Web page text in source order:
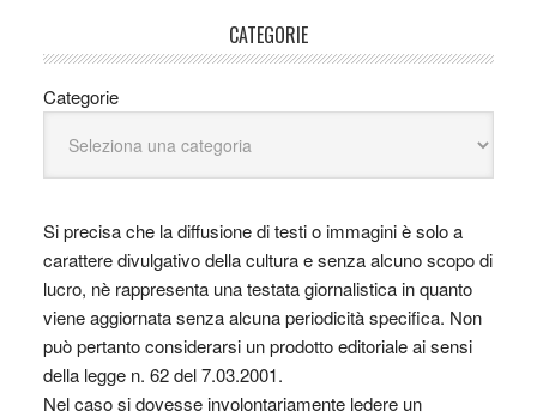
CATEGORIE
Categorie
Si precisa che la diffusione di testi o immagini è solo a
carattere divulgativo della cultura e senza alcuno scopo di
lucro, nè rappresenta una testata giornalistica in quanto
viene aggiornata senza alcuna periodicità specifica. Non
può pertanto considerarsi un prodotto editoriale ai sensi
della legge n. 62 del 7.03.2001.
Nel caso si dovesse involontariamente ledere un